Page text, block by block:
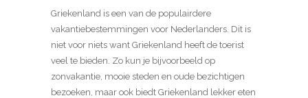
Griekenland is een van de populairdere
vakantiebestemmingen voor Nederlanders. Dit is
niet voor niets want Griekenland heeft de toerist
veel te bieden. Zo kun je bijvoorbeeld op
zonvakantie, mooie steden en oude bezichtigen
bezoeken, maar ook biedt Griekenland lekker eten